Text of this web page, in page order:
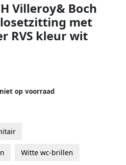
Villeroy& Boch
met
RVS kleur wit
op voorraad
Witte wc-brillen